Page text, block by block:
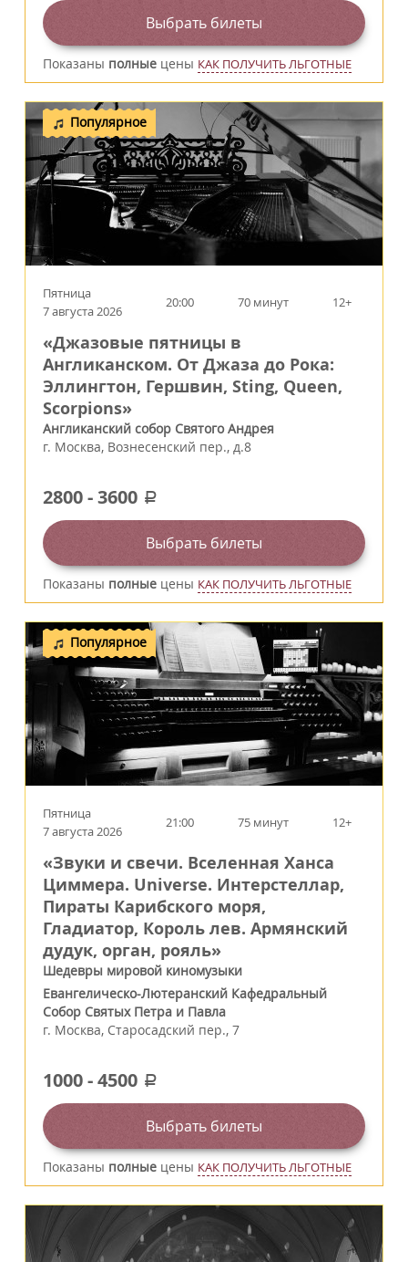
Выбрать билеты
Показаны полные цены КАК ПОЛУЧИТЬ ЛЬГОТНЫЕ
Популярное
Пятница
7 августа 2026
20:00 70 минут 12+
«Джазовые пятницы в
Англиканском. От Джаза до Рока:
Эллингтон, Гершвин, Sting, Queen,
Scorpions»
Англиканский собор Святого Андрея
г. Москва, Вознесенский пер., д.8
2800-3600 a
Выбрать билеты
Показаны полные цены КАК ПОЛУЧИТЬ ЛЬГОТНЫЕ
Популярное
Пятница
7 августа 2026
21:00 75 минут 12+
«Звуки и свечи. Вселенная Ханса
Циммера. Universe. Интерстеллар,
Пираты Карибского моря,
Гладиатор, Король лев. Армянский
дудук, орган, рояль»
Шедевры мировой киномузыки
Евангелическо-Лютеранский Кафедральный
Собор Святых Петра и Павла
г. Москва, Старосадский пер., 7
1000-4500 a
Выбрать билеты
Показаны полные цены КАК ПОЛУЧИТЬ ЛЬГОТНЫЕ